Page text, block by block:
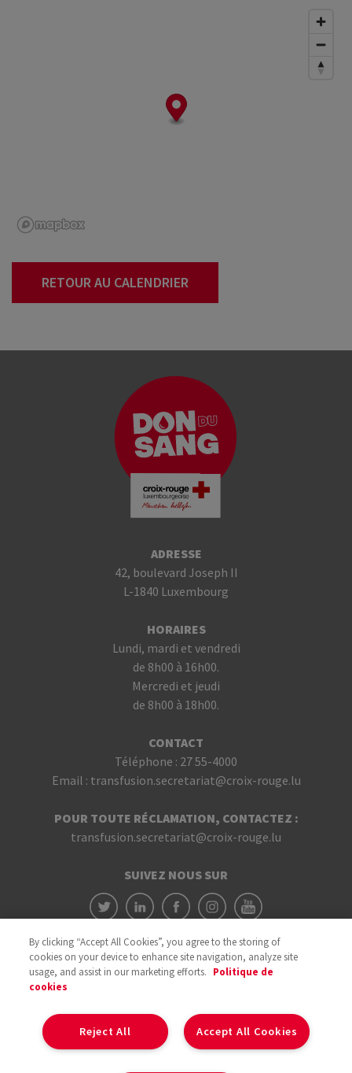
RETOUR AU CALENDRIER
ADRESSE
42, boulevard Joseph II
L-1840 Luxembourg
HORAIRES
Lundi, mardi et vendredi
de 8h00 à 16h00.
Mercredi et jeudi
de 8h00 à 18h00.
CONTACT
Téléphone : 27 55-4000
Email : transfusion.secretariat@croix-rouge.lu
POUR TOUTE RÉCLAMATION, CONTACTEZ :
transfusion.secretariat@croix-rouge.lu
SUIVEZ NOUS SUR
By clicking “Accept All Cookies”, you agree to the storing of
cookies on your device to enhance site navigation, analyze site
usage, and assist in our marketing efforts. Politique de
cookies
Accept All Cookies
Reject All